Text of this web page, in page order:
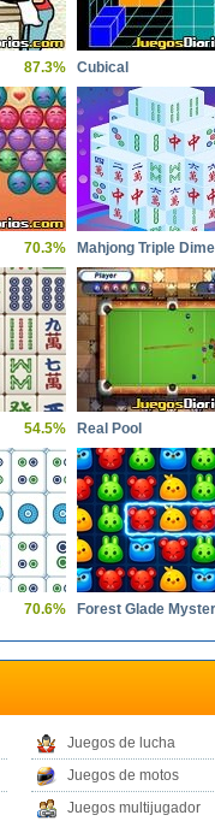
87.3% Cubical
70.3%
54.5% Real Pool
70.6%
Juegos de lucha
Juegos de motos
Juegos multijugador